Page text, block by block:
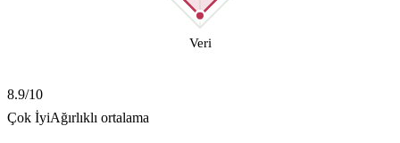
Veri
8.9/10
Çok İyiAğırlıklı ortalama